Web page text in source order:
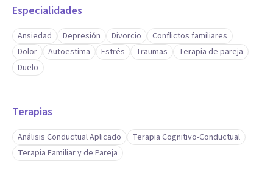
Especialidades
Ansiedad Depresión Divorcio
Conflictos familiares
Dolor
Autoestima Estrés Traumas
Terapia de pareja
Duelo
Terapias
Análisis Conductual Aplicado
Terapia Cognitivo-Conductual
Terapia Familiar y de Pareja